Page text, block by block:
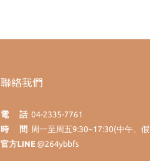
聯絡我們
電 話 04-2335-7761
時 間 周一至周五9:30~17:30(中午、
官方LINE @264ybbfs